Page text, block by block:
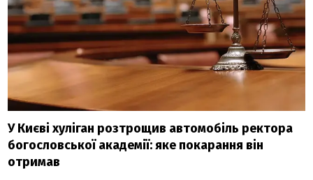
У Києві хуліган розтрощив автомобіль ректора
богословської академії: яке покарання він
отримав